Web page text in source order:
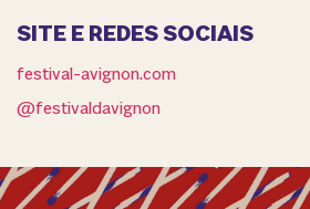
SITE E REDES SOCIAIS
festival-avignon.com
@festivaldavignon